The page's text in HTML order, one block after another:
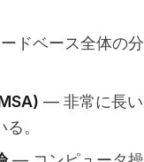
ドベース全体の
— 非常に長い
。